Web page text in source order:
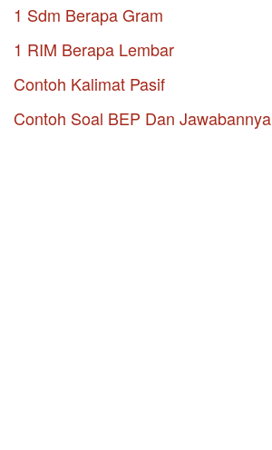
1 Sdm Berapa Gram
1 RIM Berapa Lembar
Contoh Kalimat Pasif
Contoh Soal BEP Dan Jawabannya